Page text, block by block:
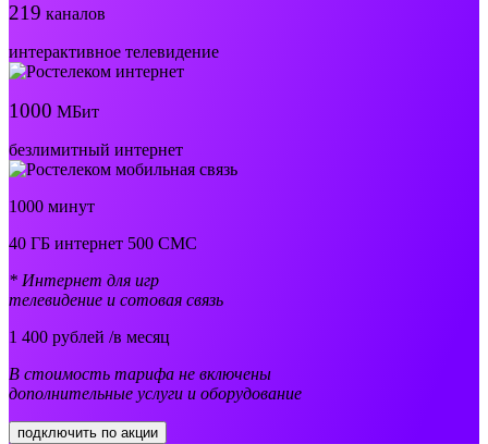
219 каналов
интерактивное телевидение
1000 МБит
безлимитный интернет
1000 минут
40 ГБ интернет 500 СМС
* Интернет для игр
телевидение и сотовая связь
1 400 рублей /в месяц
В стоимость тарифа не включены
дополнительные услуги и оборудование
подключить по акции